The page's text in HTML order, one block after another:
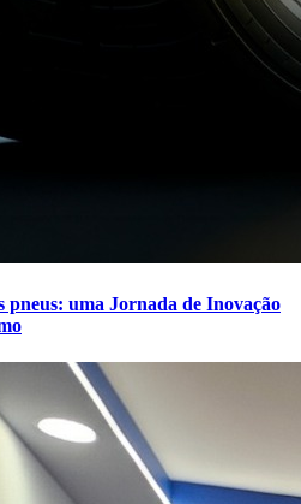
pneus: uma Jornada de Inovação